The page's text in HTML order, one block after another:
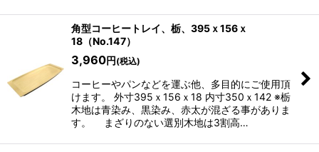
角型コーヒートレイ、栃、395ｘ156ｘ
18（No.147）
3,960円(税込)
コーヒーやパンなどを運ぶ他、多目的にご使用頂
けます。 外寸395ｘ156ｘ18 内寸350ｘ142 ※栃
木地は青染み、黒染み、赤太が混ざる事がありま
す。 まざりのない選別木地は3割高…